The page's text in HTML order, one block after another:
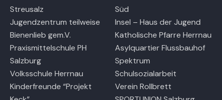
Streusalz
Jugendzentrum teilweise
Bienenlieb gem.V.
Praxismittelschule PH
Salzburg
Volksschule Herrnau
Kinderfreunde “Projekt
Süd
Insel – Haus der Jugend
Katholische Pfarre Herrnau
Asylquartier Flussbauhof
Spektrum
Schulsozialarbeit
Verein Rollbrett